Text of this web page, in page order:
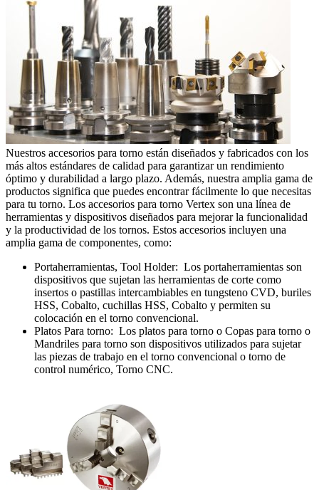
Nuestros accesorios para torno están diseñados y fabricados con los
más altos estándares de calidad para garantizar un rendimiento
óptimo y durabilidad a largo plazo. Además, nuestra amplia gama de
productos significa que puedes encontrar fácilmente lo que necesitas
para tu torno. Los accesorios para torno Vertex son una lí­nea de
herramientas y dispositivos diseñados para mejorar la funcionalidad
y la productividad de los tornos. Estos accesorios incluyen una
amplia gama de componentes, como:
Portaherramientas, Tool Holder: Los portaherramientas son
dispositivos que sujetan las herramientas de corte como
insertos o pastillas intercambiables en tungsteno CVD, buriles
HSS, Cobalto, cuchillas HSS, Cobalto y permiten su
colocación en el torno convencional.
Platos Para torno: Los platos para torno o Copas para torno o
Mandriles para torno son dispositivos utilizados para sujetar
las piezas de trabajo en el torno convencional o torno de
control numérico, Torno CNC.